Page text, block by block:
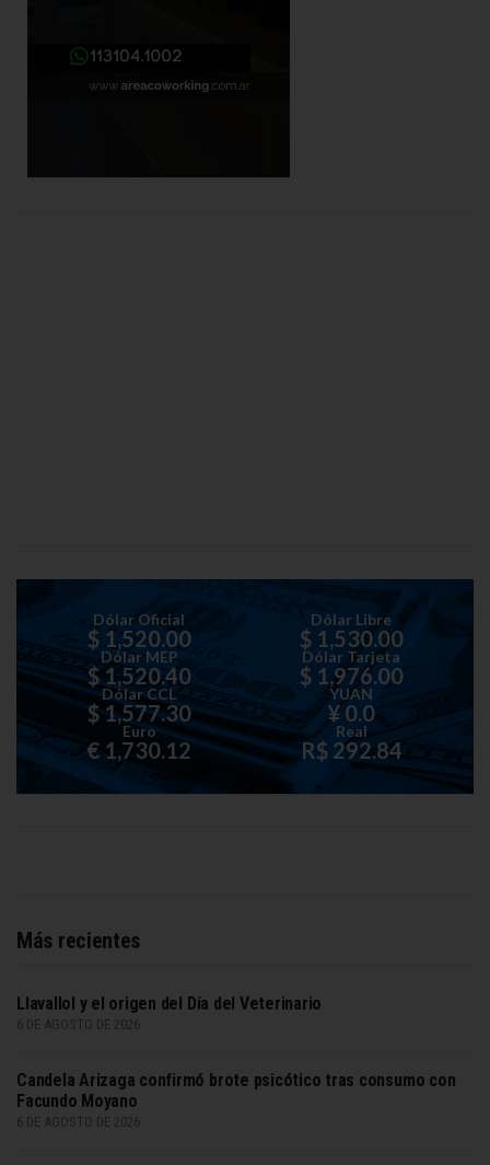
Dólar Oficial
$ 1,520.00
Dólar Libre
$ 1,530.00
Dólar MEP
$ 1,520.40
Dólar Tarjeta
$ 1,976.00
Dólar CCL
$ 1,577.30
YUAN
¥ 0.0
Euro
€ 1,730.12
Real
R$ 292.84
Más recientes
Llavallol y el origen del Día del Veterinario
6 DE AGOSTO DE 2026
Candela Arizaga confirmó brote psicótico tras consumo con
Facundo Moyano
6 DE AGOSTO DE 2026